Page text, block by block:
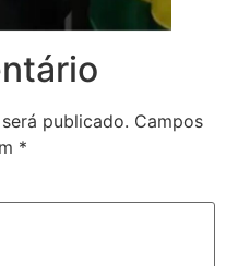
publicado. Campos
*